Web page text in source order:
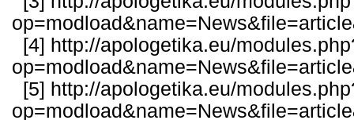
[4] http://apologetika.eu/
[5] http://apologetika.eu/